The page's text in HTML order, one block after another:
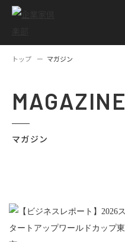
トップ マガジン
MAGAZINE
マガジン